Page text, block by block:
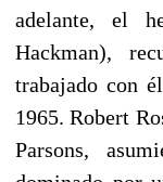
adelante, el
Hackman),
trabajado con
1965. Robert
Parsons,